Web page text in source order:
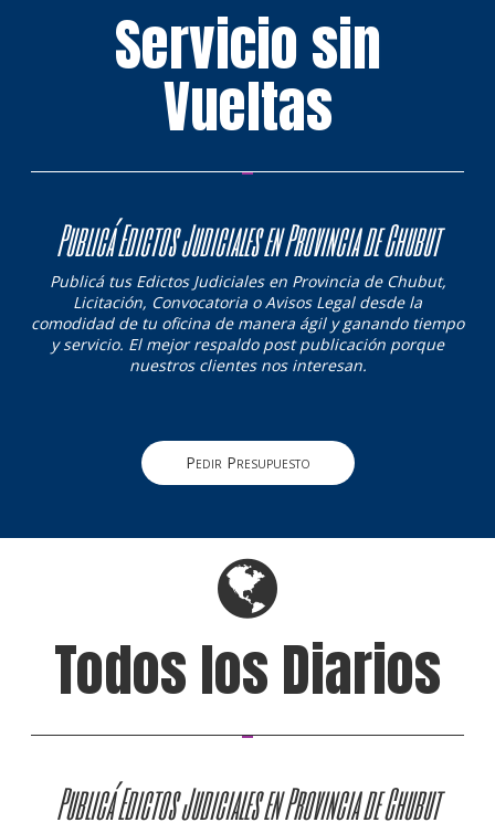
Servicio sin
Vueltas
Publicá Edictos Judiciales en Provincia de Chubut
Publicá tus Edictos Judiciales en Provincia de Chubut,
Licitación, Convocatoria o Avisos Legal desde la
comodidad de tu oficina de manera ágil y ganando tiempo
y servicio. El mejor respaldo post publicación porque
nuestros clientes nos interesan.
Pedir Presupuesto
Todos los Diarios
Publicá Edictos Judiciales en Provincia de Chubut